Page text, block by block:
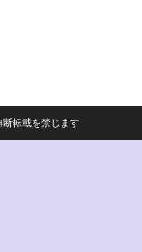
転載を禁じます